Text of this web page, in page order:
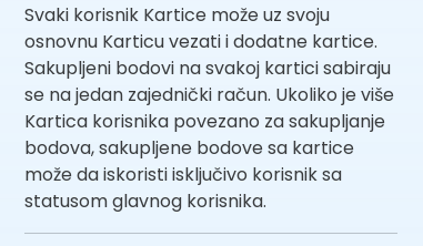
Svaki korisnik Kartice može uz svoju
osnovnu Karticu vezati i dodatne kartice.
Sakupljeni bodovi na svakoj kartici sabiraju
se na jedan zajednički račun. Ukoliko je više
Kartica korisnika povezano za sakupljanje
bodova, sakupljene bodove sa kartice
može da iskoristi isključivo korisnik sa
statusom glavnog korisnika.